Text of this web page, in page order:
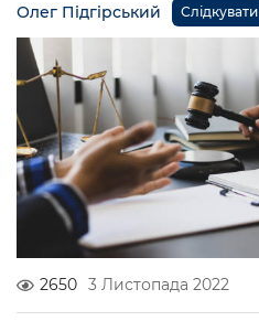
Олег Підгірський Слідкувати
2650 3 Листопада 2022